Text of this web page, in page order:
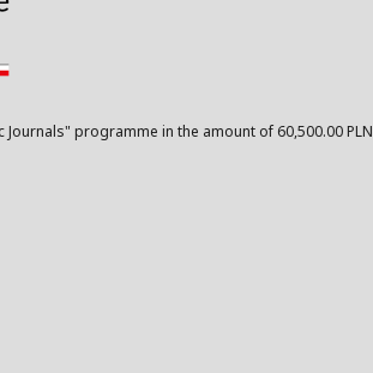
programme in the amount of 60,500.00 PLN